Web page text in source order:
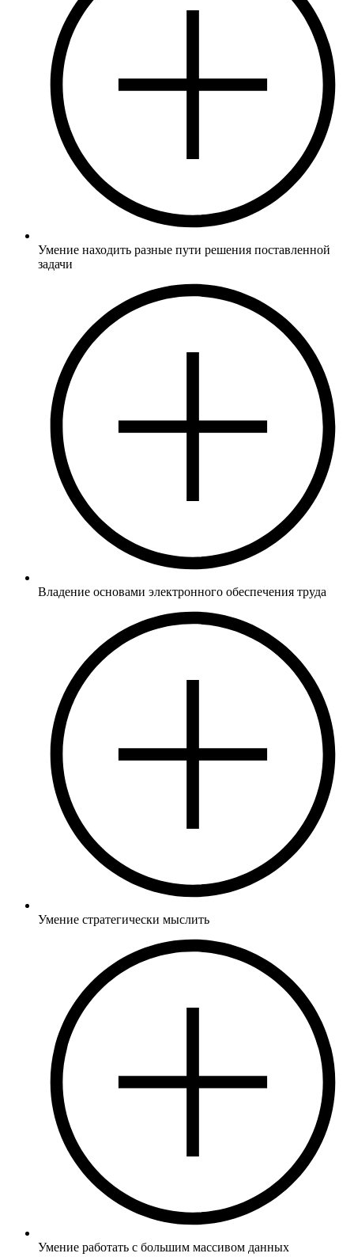
Умение находить разные пути решения поставленной
задачи
Владение основами электронного обеспечения труда
Умение стратегически мыслить
Умение работать с большим массивом данных